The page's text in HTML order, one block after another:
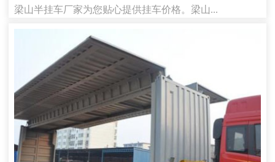
梁山半挂车厂家为您贴心提供挂车价格。梁山...